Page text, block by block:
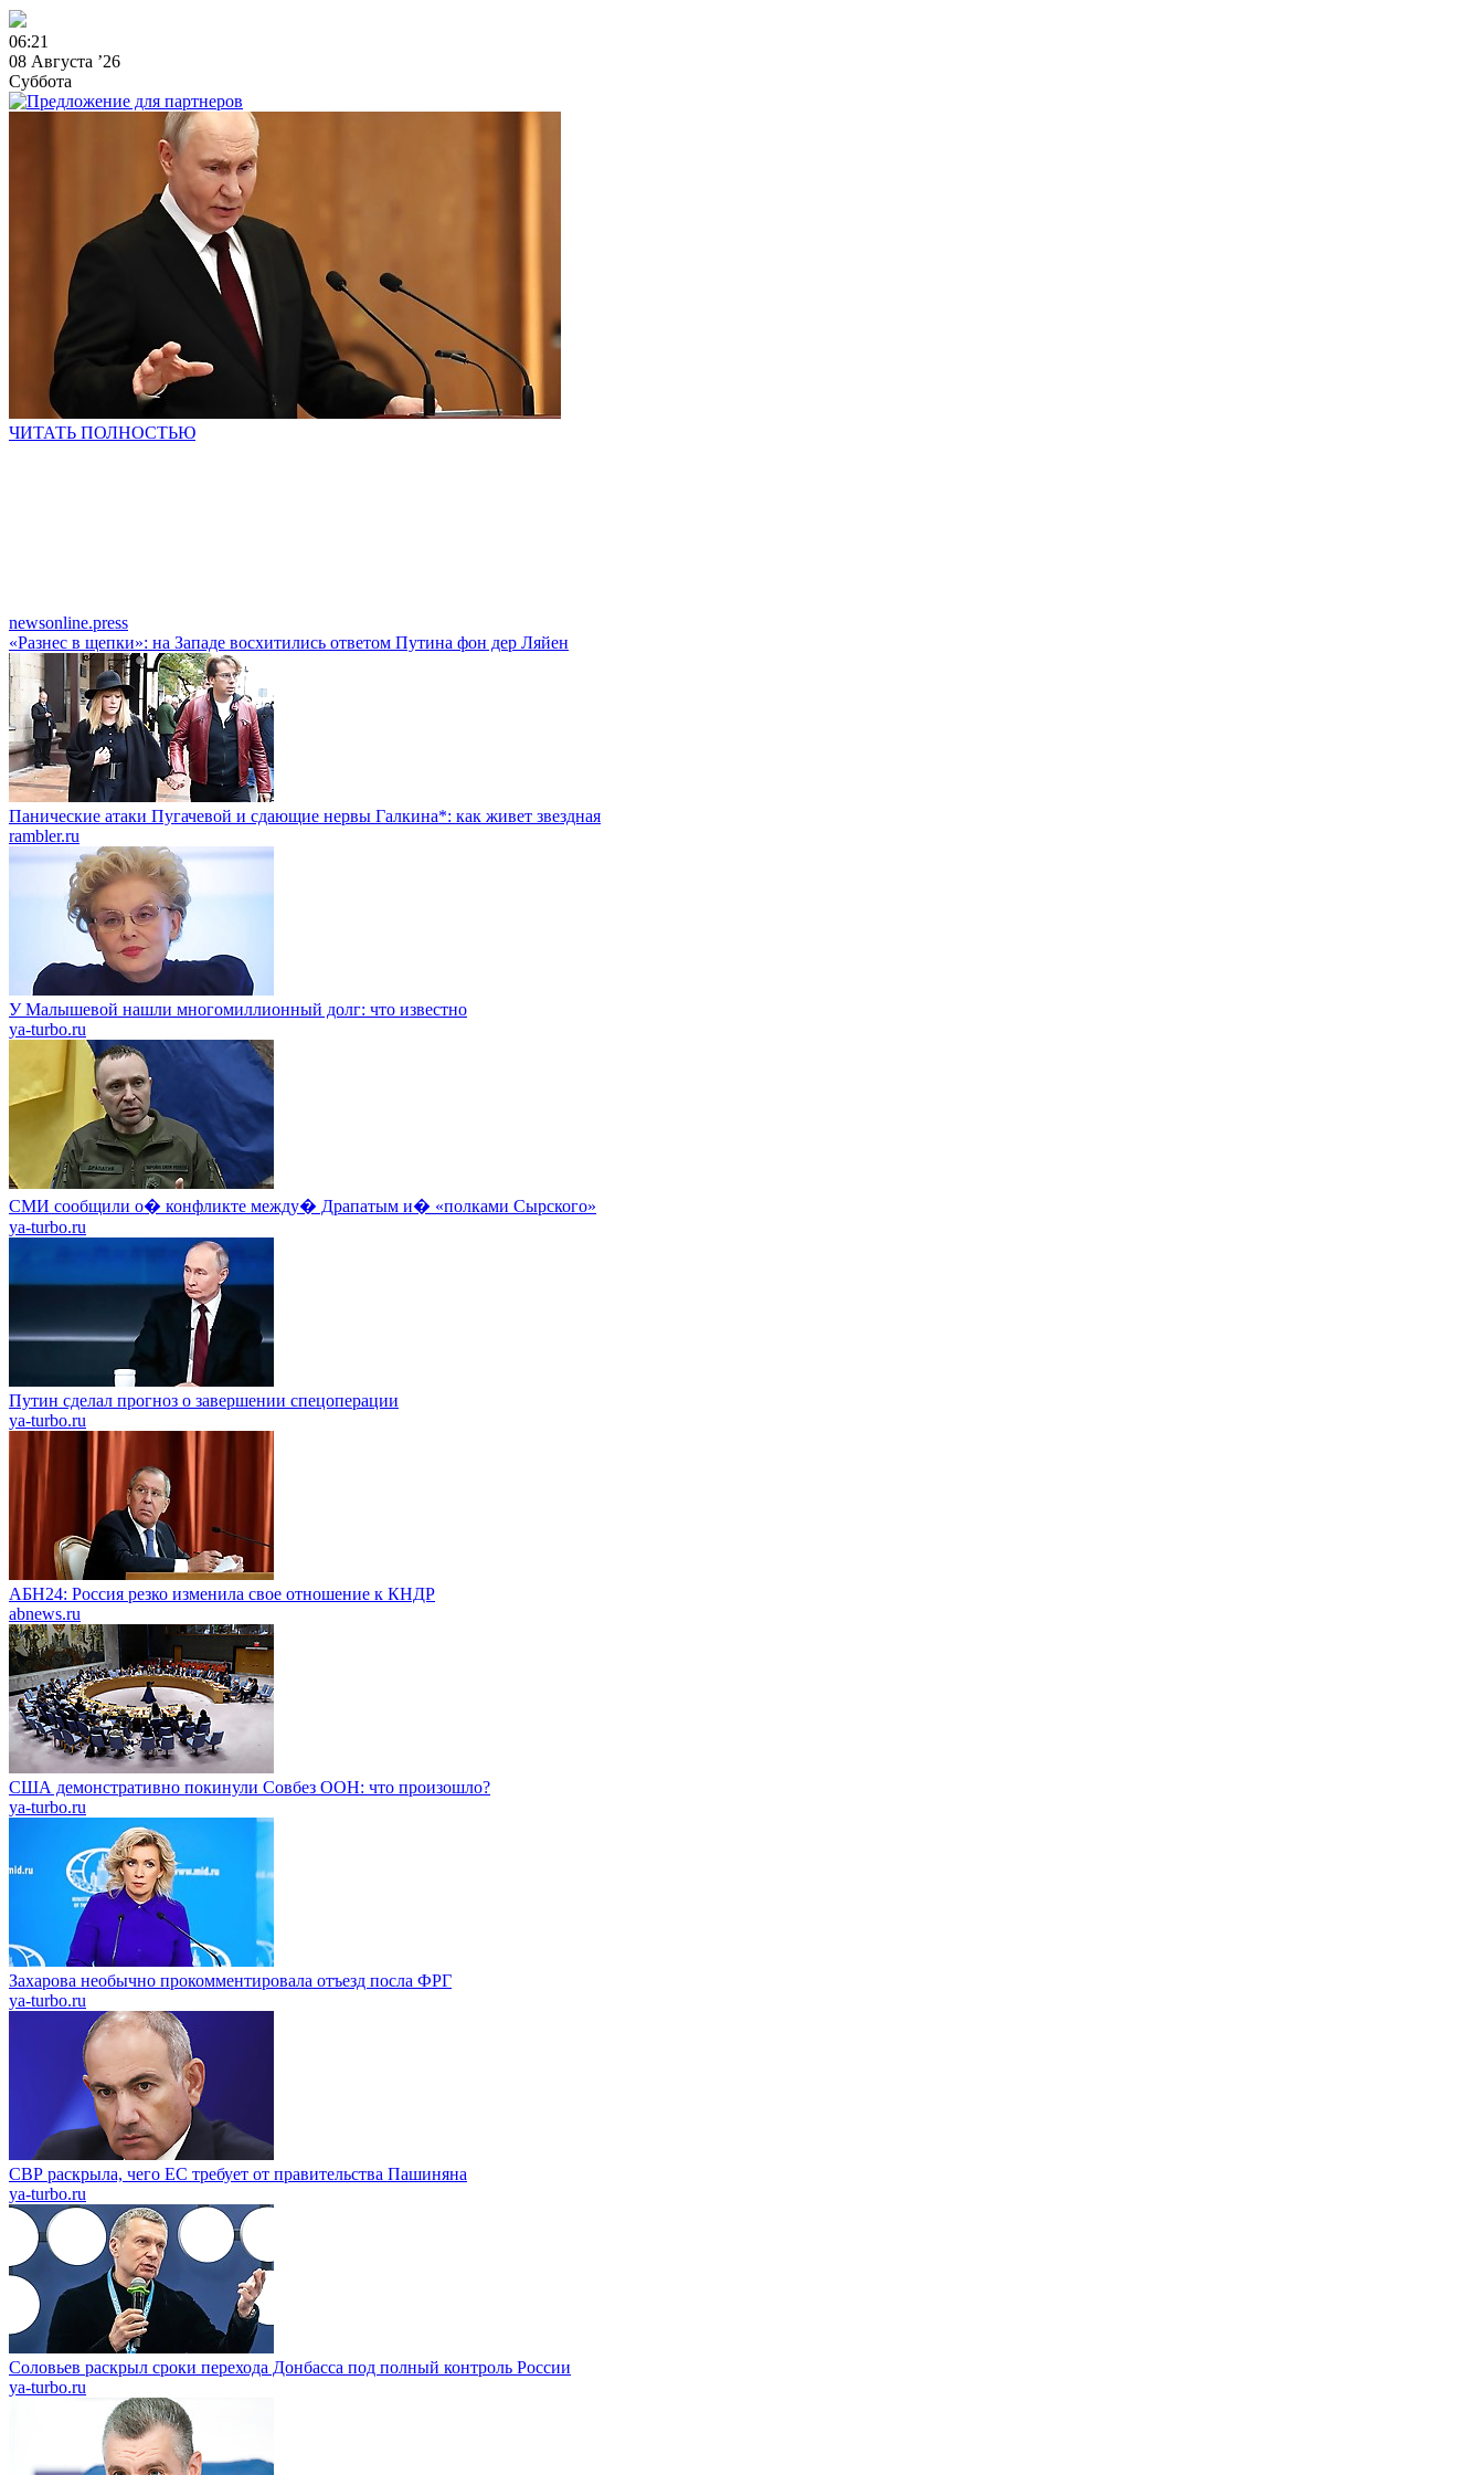
06:21
08 Августа ’26
Суббота
ЧИТАТЬ ПОЛНОСТЬЮ
newsonline.press
«Разнес в щепки»: на Западе восхитились ответом Путина фон дер Ляйен
Панические атаки Пугачевой и сдающие нервы Галкина*: как живет звездная
rambler.ru
У Малышевой нашли многомиллионный долг: что известно
ya-turbo.ru
СМИ сообщили о� конфликте между� Драпатым и� «полками Сырского»
ya-turbo.ru
Путин сделал прогноз о завершении спецоперации
ya-turbo.ru
АБН24: Россия резко изменила свое отношение к КНДР
abnews.ru
США демонстративно покинули Совбез ООН: что произошло?
ya-turbo.ru
Захарова необычно прокомментировала отъезд посла ФРГ
ya-turbo.ru
СВР раскрыла, чего ЕС требует от правительства Пашиняна
ya-turbo.ru
Соловьев раскрыл сроки перехода Донбасса под полный контроль России
ya-turbo.ru